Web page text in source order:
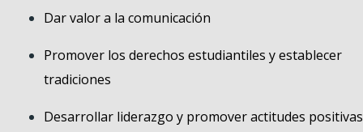
Dar valor a la comunicación
Promover los derechos estudiantiles y establecer
tradiciones
Desarrollar liderazgo y promover actitudes positivas